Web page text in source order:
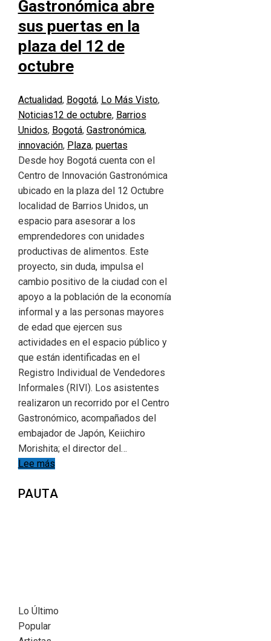
Gastronómica abre
sus puertas en la
plaza del 12 de
octubre
Actualidad, Bogotá, Lo Más Visto,
Noticias12 de octubre, Barrios
Unidos, Bogotá, Gastronómica,
innovación, Plaza, puertas
Desde hoy Bogotá cuenta con el
Centro de Innovación Gastronómica
ubicado en la plaza del 12 Octubre
localidad de Barrios Unidos, un
espacio para asesorar a los
emprendedores con unidades
productivas de alimentos. Este
proyecto, sin duda, impulsa el
cambio positivo de la ciudad con el
apoyo a la población de la economía
informal y a las personas mayores
de edad que ejercen sus
actividades en el espacio público y
que están identificadas en el
Registro Individual de Vendedores
Informales (RIVI). Los asistentes
realizaron un recorrido por el Centro
Gastronómico, acompañados del
embajador de Japón, Keiichiro
Morishita; el director del…
Lee más
PAUTA
Lo Último
Popular